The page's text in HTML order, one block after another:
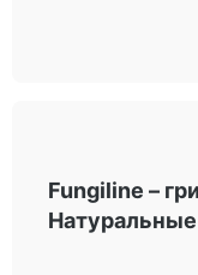
Fungiline –